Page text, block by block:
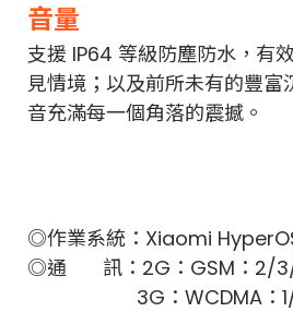
音量
支援 IP64 等級防塵防水，有
見情境；以及前所未有的豐富
音充滿每一個角落的震撼。
◎作業系統：Xiaomi
◎通 訊： 2G：GSM：2/
3G：WCDMA：